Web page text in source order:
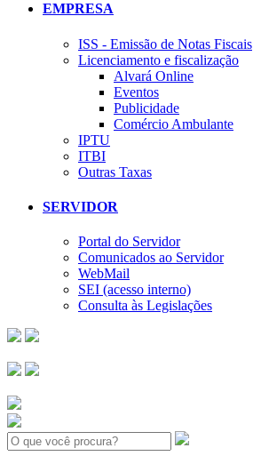
EMPRESA
ISS - Emissão de Notas Fiscais
Licenciamento e fiscalização
Alvará Online
Eventos
Publicidade
Comércio Ambulante
IPTU
ITBI
Outras Taxas
SERVIDOR
Portal do Servidor
Comunicados ao Servidor
WebMail
SEI (acesso interno)
Consulta às Legislações
Search: